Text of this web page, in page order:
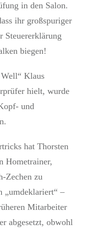
in den Salon.
ihr großspuriger
Steuererklärung
biegen!
Klaus
hielt, wurde
und
hat Thorsten
Hometrainer,
Zechen zu
„umdeklariert“ –
Mitarbeiter
abgesetzt, obwohl